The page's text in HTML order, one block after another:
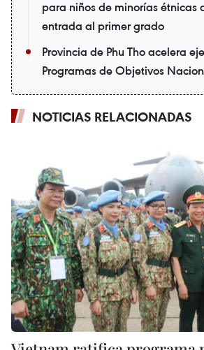
para niños de minorías étnicas
entrada al primer grado
Provincia de Phu Tho acelera
Programas de Objetivos
NOTICIAS RELACIONADAS